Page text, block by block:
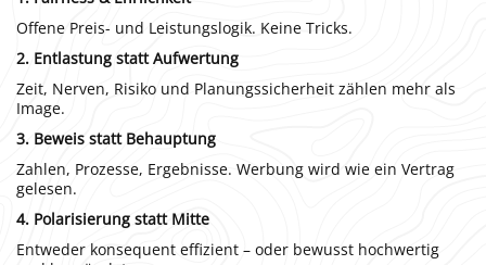
Offene Preis- und Leistungslogik. Keine Tricks.
2. Entlastung statt Aufwertung
Zeit, Nerven, Risiko und Planungssicherheit zählen mehr als
Image.
3. Beweis statt Behauptung
Zahlen, Prozesse, Ergebnisse. Werbung wird wie ein Vertrag
gelesen.
4. Polarisierung statt Mitte
Entweder konsequent effizient – oder bewusst hochwertig